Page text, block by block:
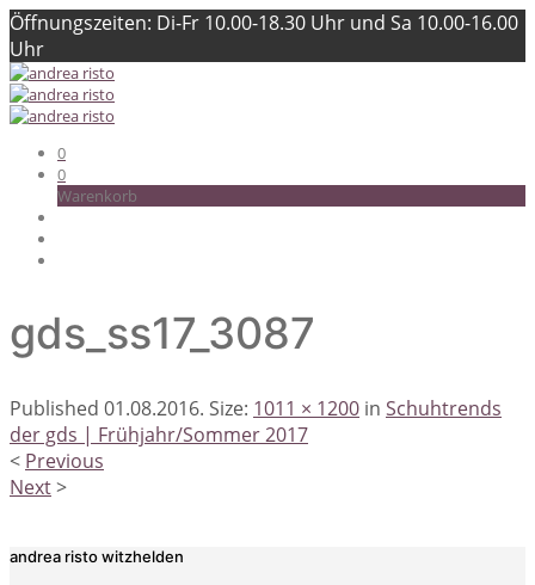
Öffnungszeiten: Di-Fr 10.00-18.30 Uhr und Sa 10.00-16.00
Uhr
0
0
Warenkorb
gds_ss17_3087
Published 01.08.2016. Size: 1011 × 1200 in Schuhtrends
der gds | Frühjahr/Sommer 2017
< Previous
Next>
andrea risto witzhelden